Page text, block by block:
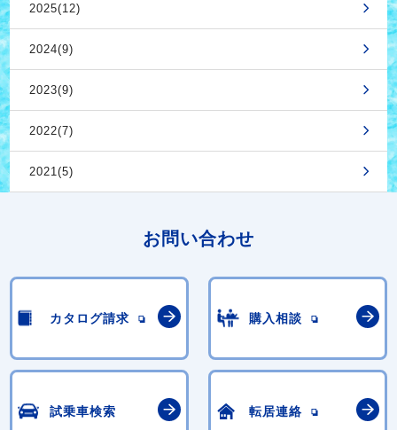
2025(12)
2024(9)
2023(9)
2022(7)
2021(5)
お問い合わせ
カタログ請求 購入相談
試乗車検索 転居連絡